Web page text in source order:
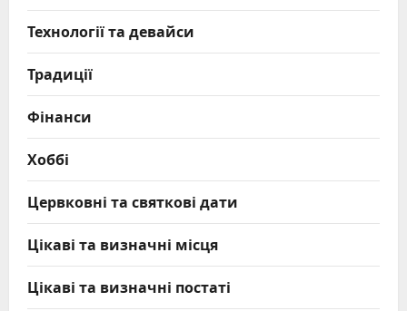
Технології та девайси
Традиції
Фінанси
Хоббі
Цервковні та святкові дати
Цікаві та визначні місця
Цікаві та визначні постаті